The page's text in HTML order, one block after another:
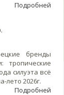
Подробней
бренды
тропические
силуэта всё
лето 2026г.
Подробней